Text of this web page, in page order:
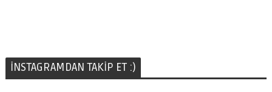
İNSTAGRAMDAN TAKİP ET :)